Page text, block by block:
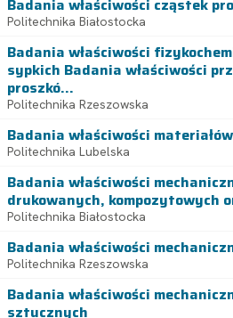
Badania właściwości cząstek
Politechnika Białostocka
Badania właściwości
sypkich Badania właściwości
proszkó...
Politechnika Rzeszowska
Badania właściwości
Politechnika Lubelska
Badania właściwości
drukowanych, kompozytowych
Politechnika Białostocka
Badania właściwości
Politechnika Rzeszowska
Badania właściwości
sztucznych